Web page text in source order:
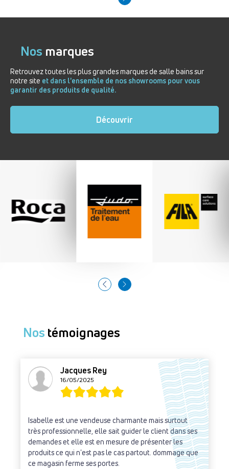
Nos marques
Retrouvez toutes les plus grandes marques de salle bains sur
notre site et dans l'ensemble de nos showrooms pour vous
garantir des produits de qualité.
Découvrir
Nos témoignages
Jacques Rey
16/05/2025
Isabelle est une vendeuse charmante mais surtout
très professionnelle, elle sait guider le client dans ses
demandes et elle est en mesure de présenter les
produits ce qui n'est pas le cas partout. dommage que
ce magasin ferme ses portes.